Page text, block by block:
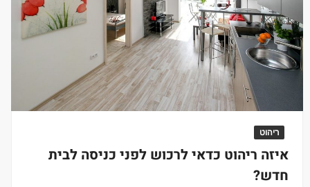
ריהוט
איזה ריהוט כדאי לרכוש לפני כניסה לבית
חדש?